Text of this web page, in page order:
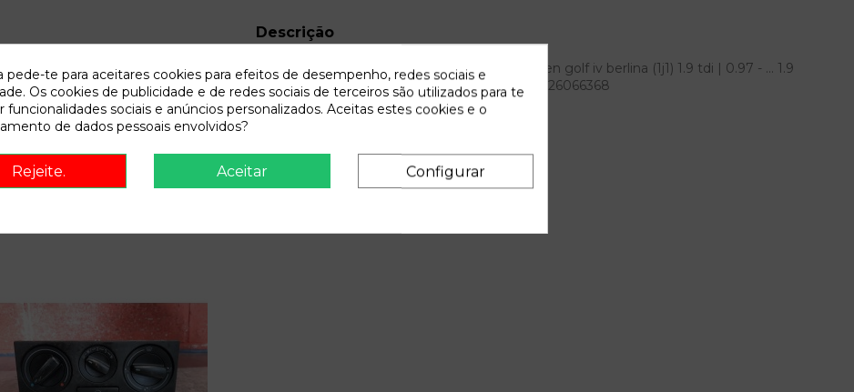
Descrição
Recambio de bomba direccion para volkswagen golf iv berlina (1j1) 1.9 tdi | 0.97 - ... 1.9
tdi | 0.97 - ... referencia OEM IAM 1J0422154D 26066368
pede-te para aceitares cookies para efeitos de desempenho, redes sociais e
Os cookies de publicidade e de redes sociais de terceiros são utilizados para te
funcionalidades sociais e anúncios personalizados. Aceitas estes cookies e o
de dados pessoais envolvidos?
Rejeite. Aceitar Configurar